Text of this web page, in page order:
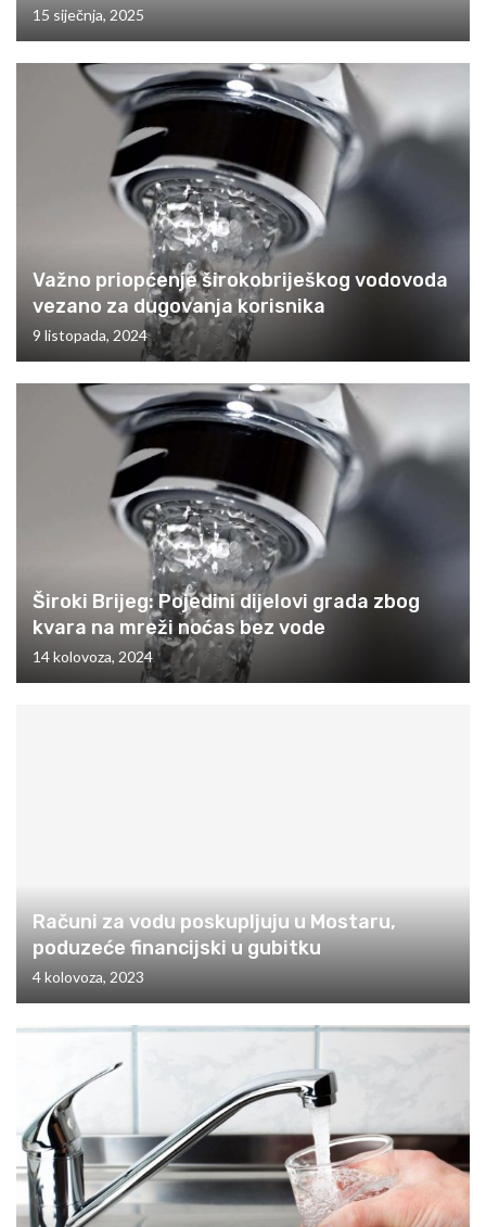
15 siječnja, 2025
Važno priopćenje širokobriješkog vodovoda
vezano za dugovanja korisnika
9 listopada, 2024
Široki Brijeg: Pojedini dijelovi grada zbog
kvara na mreži noćas bez vode
14 kolovoza, 2024
Računi za vodu poskupljuju u Mostaru,
poduzeće financijski u gubitku
4 kolovoza, 2023